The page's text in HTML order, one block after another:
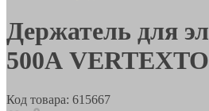
Держатель для
500А
Код товара: 615667